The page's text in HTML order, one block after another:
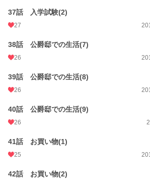
37話 入学試験(2)
27
38話 公爵邸での生活(7)
26
39話 公爵邸での生活(8)
26
40話 公爵邸での生活(9)
26
41話 お買い物(1)
25
42話 お買い物(2)